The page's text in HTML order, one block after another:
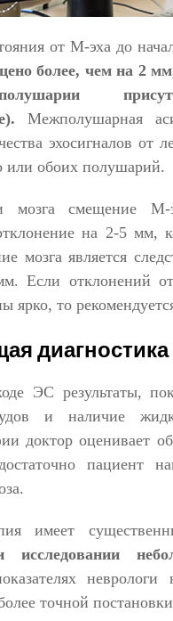
от М-эха до
более, чем на 2
Межполушарная
эхосигналов
или обоих полушарий.
мозга смещение
на 2-5 мм,
мозга является
Если отклонений
ярко, то
диагностика
ЭС результаты,
и наличие
доктор оценивает
пациент
имеет
исследовании
точной